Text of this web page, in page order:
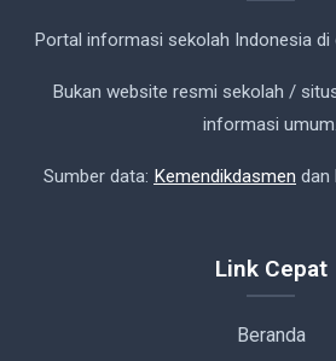
Portal informasi sekolah Indonesia di
Bukan website resmi sekolah /
informasi umum.
Sumber data: Kemendikdasmen dan
Link Cepat
Beranda